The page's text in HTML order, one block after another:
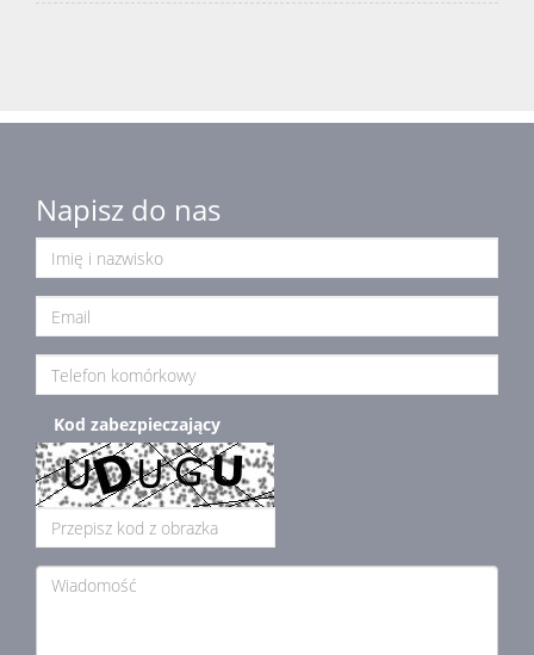
Napisz do nas
Kod zabezpieczający